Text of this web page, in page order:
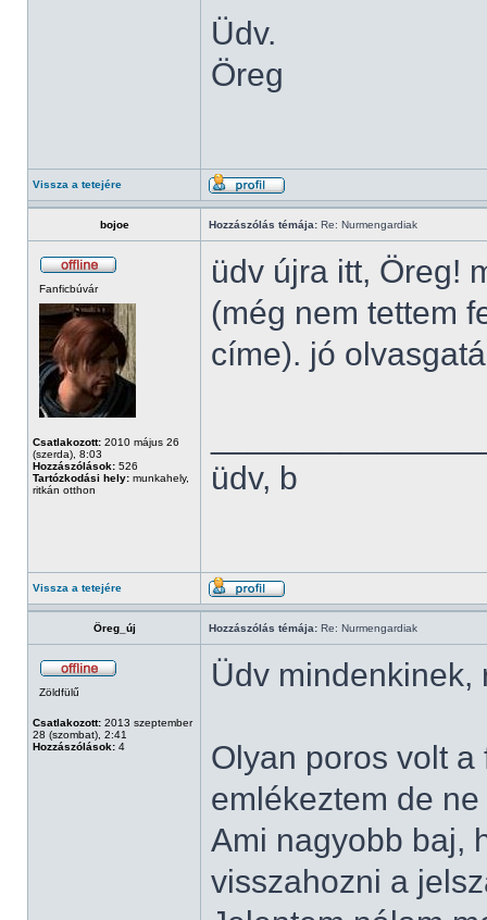
Üdv.
Öreg
Vissza a tetejére
bojoe Hozzászólás témája: Re: Nurmengardiak
Fanficbúvár
Csatlakozott: 2010 május 26
(szerda), 8:03
Hozzászólások: 526
Tartózkodási hely: munkahely,
ritkán otthon
üdv újra itt, Öreg!
(még nem tettem
címe). jó
üdv, b
Vissza a tetejére
Öreg_új Hozzászólás témája: Re: Nurmengardiak
Zöldfülű
Csatlakozott: 2013 szeptember
28 (szombat), 2:41
Hozzászólások: 4
Üdv
Olyan poros volt
emlékeztem de
Ami nagyobb baj,
visszahozni a